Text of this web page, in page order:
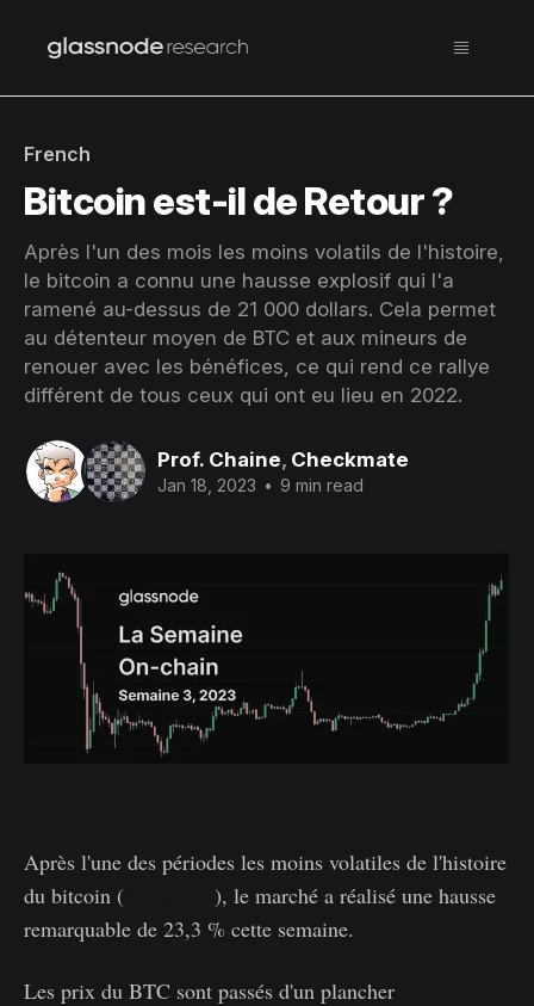
French
Bitcoin est-il de Retour ?
Après l'un des mois les moins volatils de l'histoire,
le bitcoin a connu une hausse explosif qui l'a
ramené au-dessus de 21 000 dollars. Cela permet
au détenteur moyen de BTC et aux mineurs de
renouer avec les bénéfices, ce qui rend ce rallye
différent de tous ceux qui ont eu lieu en 2022.
Prof. Chaine, Checkmate
Jan 18, 2023 • 9 min read
Après l'une des périodes les moins volatiles de l'histoire
du bitcoin (
), le marché a réalisé une hausse
remarquable de 23,3 % cette semaine.
Les prix du BTC sont passés d'un plancher